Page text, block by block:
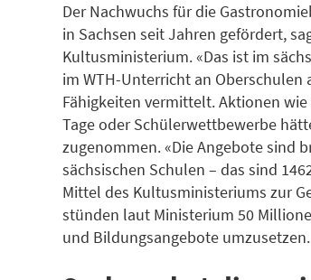
Der Nachwuchs für die
in Sachsen seit Jahren gefördert,
Kultusministerium. «Das ist im
im WTH-Unterricht an
Fähigkeiten vermittelt. Aktionen
Tage oder Schülerwettbewerbe
zugenommen. «Die Angebote sind
sächsischen Schulen – das sind
Mittel des Kultusministeriums zur
stünden laut Ministerium 50
und Bildungsangebote umzusetzen.